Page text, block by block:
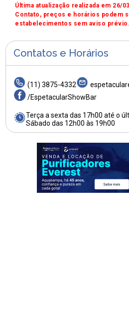
Última atualização realizada em 26/
Contato, preços e horários podem
estabelecimentos sem aviso
Contatos e Horários
(11) 3875-4332
/EspetacularShowBar
Terça a sexta das 17h00 até o
Sábado das 12h00 às 19h00